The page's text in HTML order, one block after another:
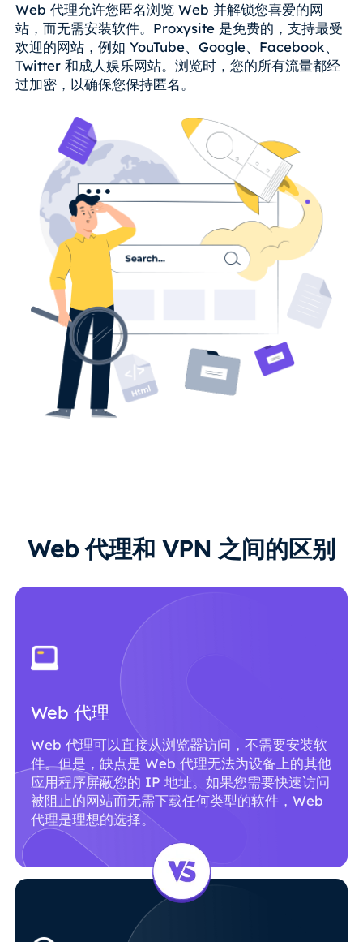
Web 代理允许您匿名浏览 Web 并解锁您喜爱的网
站，而无需安装软件。Proxysite 是免费的，支持最受
欢迎的网站，例如 YouTube、Google、Facebook、
Twitter 和成人娱乐网站。浏览时，您的所有流量都经
过加密，以确保您保持匿名。
Web 代理和 VPN 之间的区别
Web 代理
Web 代理可以直接从浏览器访问，不需要安装软
件。但是，缺点是 Web 代理无法为设备上的其他
应用程序屏蔽您的 IP 地址。如果您需要快速访问
被阻止的网站而无需下载任何类型的软件，Web
代理是理想的选择。